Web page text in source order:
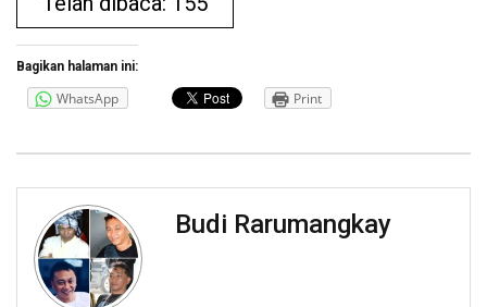
Bagikan halaman ini:
WhatsApp Print
Budi Rarumangkay